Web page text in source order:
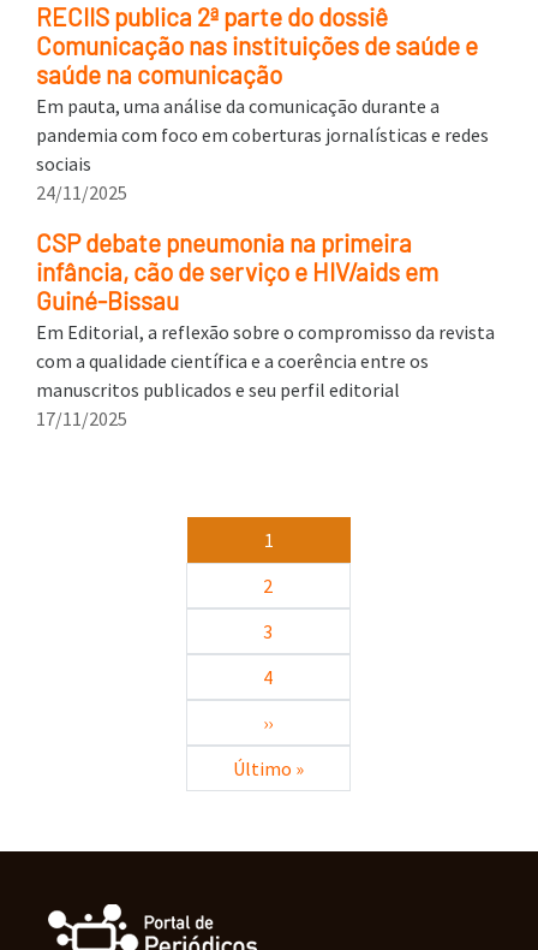
RECIIS publica 2ª parte do dossiê
Comunicação nas instituições de saúde e
saúde na comunicação
Em pauta, uma análise da comunicação durante a
pandemia com foco em coberturas jornalísticas e redes
sociais
24/11/2025
CSP debate pneumonia na primeira
infância, cão de serviço e HIV/aids em
Guiné-Bissau
Em Editorial, a reflexão sobre o compromisso da revista
com a qualidade científica e a coerência entre os
manuscritos publicados e seu perfil editorial
17/11/2025
1
2
3
4
››Siguiente página
Último »Última página